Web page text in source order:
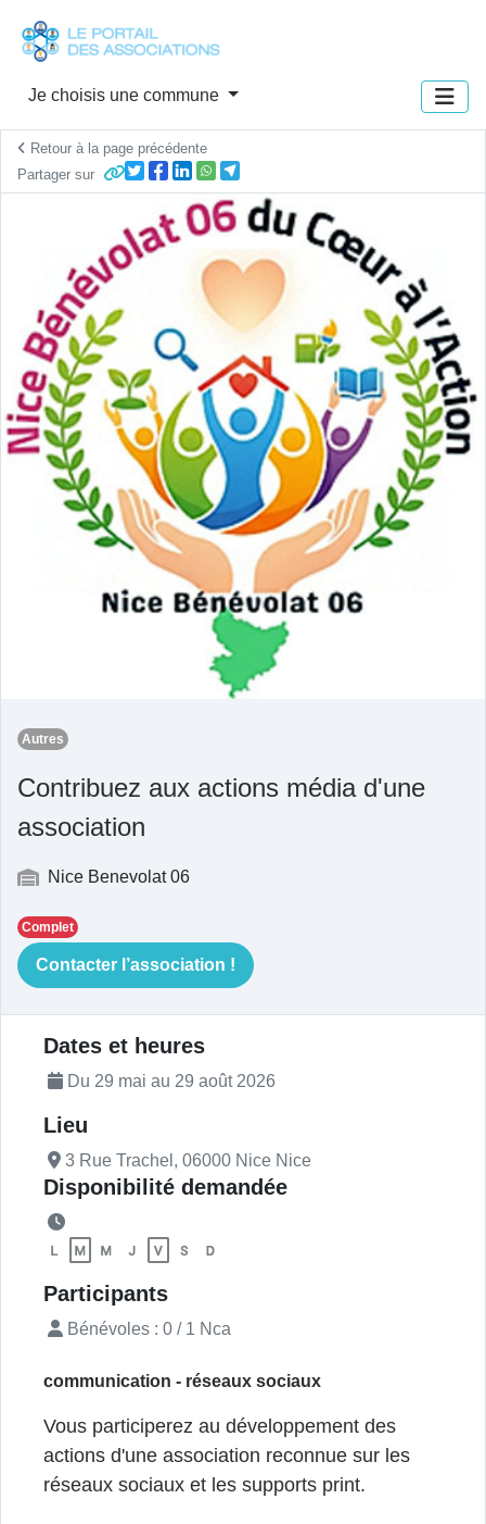
Je choisis une commune
Retour à la page précédente
Partager sur
Autres
Contribuez aux actions média d'une
association
Nice Benevolat 06
Complet
Contacter l’association !
Description de l'actualité
communication - réseaux sociaux
Vous participerez au développement des
actions d'une association reconnue sur les
réseaux sociaux et les supports print.
Dates et heures
Du 29 mai au 29 août 2026
Lieu
3 Rue Trachel, 06000 Nice Nice
Disponibilité demandée
Participants
Bénévoles : 0 / 1 Nca